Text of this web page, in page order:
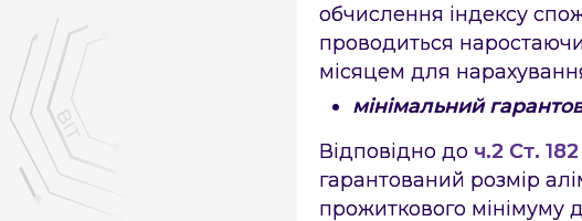
обчислення індексу
проводиться
місяцем для
мінімальний
Відповідно до ч.2 Ст.
гарантований розмір
прожиткового мінімуму